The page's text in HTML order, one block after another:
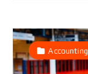
Accounting